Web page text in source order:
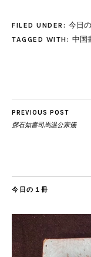
FILED UNDER: 今日
TAGGED WITH: 中国
PREVIOUS POST
鄧石如書司馬温公家儀
今日の１冊